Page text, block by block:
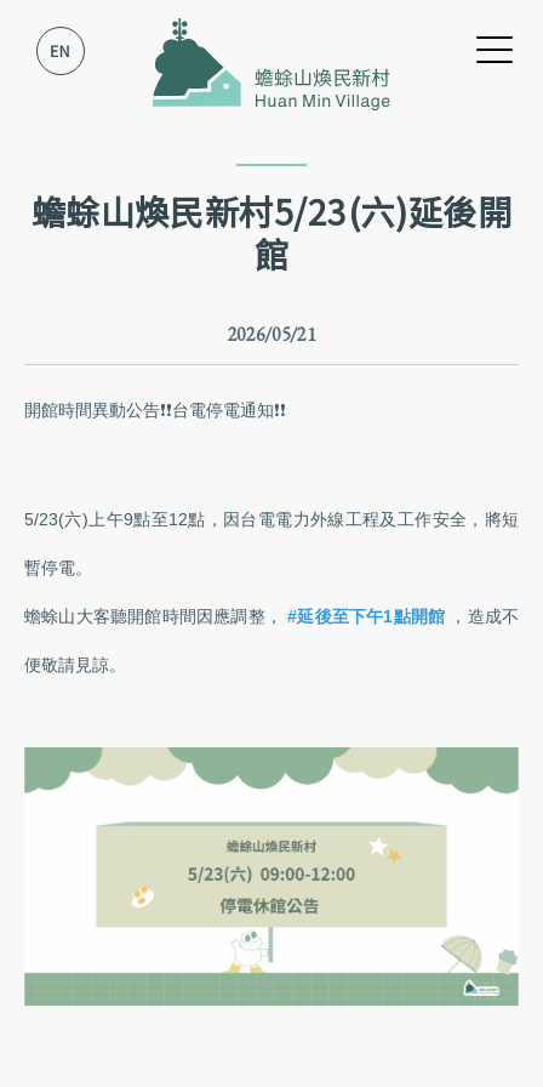
蟾蜍山煥民新村5/23(六)延後開
館
2026/05/21
開館時間異動公告❗️❗️台電停電通知❗️❗️
5/23(六)上午9點至12點，因台電電力外線工程及工作安全，將短
暫停電。
蟾蜍山大客聽開館時間因應調整，#延後至下午1點開館 ，造成不
便敬請見諒。